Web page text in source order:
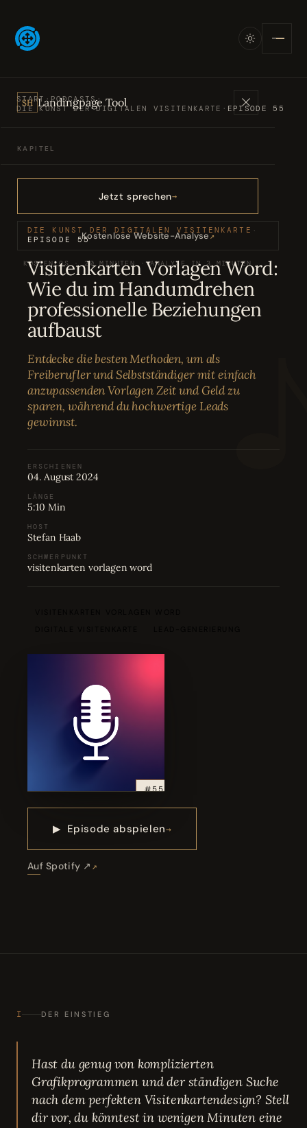
SH Landingpage Tool
KAPITEL
01 Angebote
02 Bücher
Podcasts
Bewertungen
05 Karriere
06 Partnerprogramm
Jetzt sprechen
Kostenlose Website-Analyse↗
KOSTENLOS · 20 MINUTEN · ANALYSE IN 3 MINUTEN
START·PODCASTS·
DIE KUNST DER DIGITALEN VISITENKARTE · EPISODE 55
DIE KUNST DER DIGITALEN VISITENKARTE ·
EPISODE 55
Visitenkarten Vorlagen Word:
Wie du im Handumdrehen
professionelle Beziehungen
aufbaust
Entdecke die besten Methoden, um als
Freiberufler und Selbstständiger mit einfach
anzupassenden Vorlagen Zeit und Geld zu
sparen, während du hochwertige Leads
gewinnst.
ERSCHIENEN
04. August 2024
LÄNGE
5:10 Min
HOST
Stefan Haab
SCHWERPUNKT
visitenkarten vorlagen word
#55
▶ Episode abspielen
Auf Spotify ↗
I DER EINSTIEG
Hast du genug von komplizierten
Grafikprogrammen und der ständigen Suche
nach dem perfekten Visitenkartendesign? Stell
dir vor, du könntest in wenigen Minuten eine